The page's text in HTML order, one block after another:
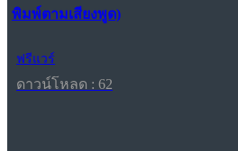
พิมพ์ตามเสียงพูด)
ฟรีแวร์
ดาวน์โหลด : 62